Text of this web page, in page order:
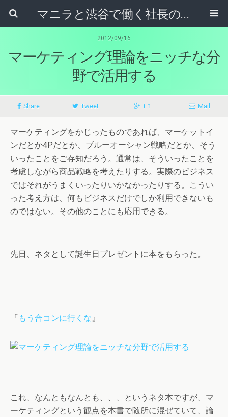
マニラと渋谷で働く社長のブログ
2012/09/16
マーケティング理論をニッチな分
野で活用する
Share Tweet + 1 Mail
マーケティングをかじったものであれば、マーケットイ
ンだとか4Pだとか、ブルーオーシャン戦略だとか、そう
いったことをご存知だろう。通常は、そういったことを
考慮しながら商品戦略を考えたりする。実際のビジネス
ではそれがうまくいったりいかなかったりする。こうい
った考え方は、何もビジネスだけでしか利用できないも
のではない。その他のことにも応用できる。
先日、ネタとして誕生日プレゼントに本をもらった。
『 もう合コンに行くな』
これ、なんともなんとも、、、というネタ本ですが、マ
ーケティングという観点を本書で随所に混ぜていて、論